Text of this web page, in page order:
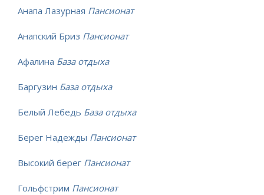
Анапа Лазурная Пансионат
Анапский Бриз Пансионат
Афалина База отдыха
Баргузин База отдыха
Белый Лебедь База отдыха
Берег Надежды Пансионат
Высокий берег Пансионат
Гольфстрим Пансионат